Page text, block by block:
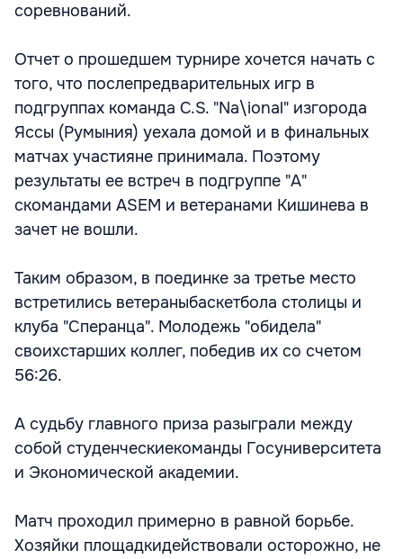
соревнований.
Отчет о прошедшем турнире хочется начать с
того, что послепредварительных игр в
подгруппах команда C.S. "Na\ional" изгорода
Яссы (Румыния) уехала домой и в финальных
матчах участияне принимала. Поэтому
результаты ее встреч в подгруппе "А"
скомандами ASEM и ветеранами Кишинева в
зачет не вошли.
Таким образом, в поединке за третье место
встретились ветераныбаскетбола столицы и
клуба "Сперанца". Молодежь "обидела"
своихстарших коллег, победив их со счетом
56:26.
А судьбу главного приза разыграли между
собой студенческиекоманды Госуниверситета
и Экономической академии.
Матч проходил примерно в равной борьбе.
Хозяйки площадкидействовали осторожно, не